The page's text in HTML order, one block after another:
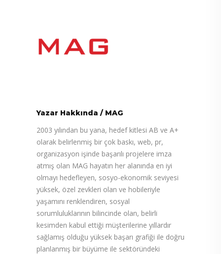
Yazar Hakkında / MAG
2003 yılından bu yana, hedef kitlesi AB ve A+
olarak belirlenmiş bir çok baskı, web, pr,
organizasyon işinde başarılı projelere imza
atmış olan MAG hayatın her alanında en iyi
olmayı hedefleyen, sosyo-ekonomik seviyesi
yüksek, özel zevkleri olan ve hobileriyle
yaşamını renklendiren, sosyal
sorumluluklarının bilincinde olan, belirli
kesimden kabul ettiği müşterilerine yıllardır
sağlamış olduğu yüksek başarı grafiği ile doğru
planlanmış bir büyüme ile sektöründeki